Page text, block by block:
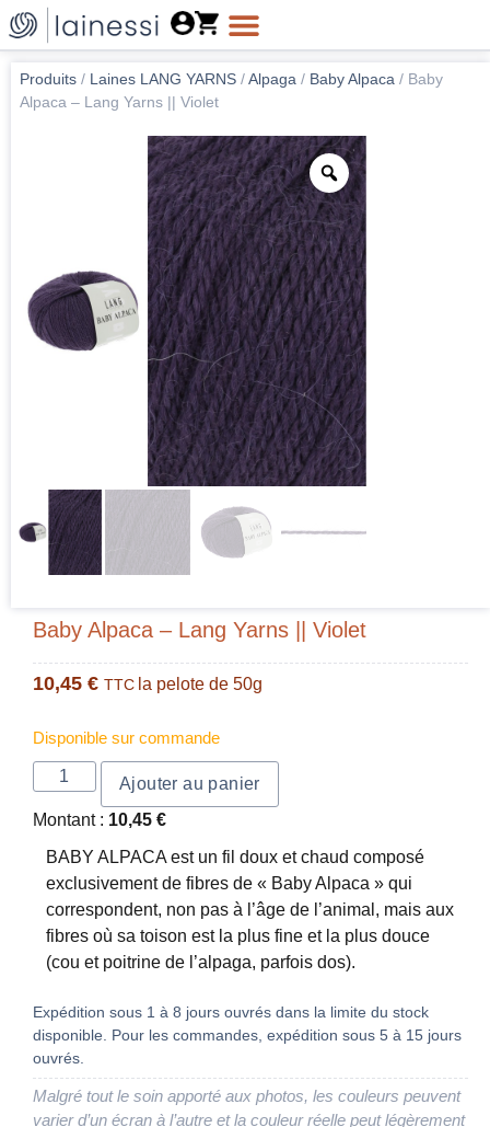
Produits / Laines LANG YARNS /Alpaga / Baby Alpaca / Baby
Alpaca – Lang Yarns || Violet
Baby Alpaca – Lang Yarns || Violet
10,45 € TTC la pelote de 50g
Disponible sur commande
Ajouter au panier
Montant : 10,45 €
BABY ALPACA est un fil doux et chaud composé
exclusivement de fibres de « Baby Alpaca » qui
correspondent, non pas à l’âge de l’animal, mais aux
fibres où sa toison est la plus fine et la plus douce
(cou et poitrine de l’alpaga, parfois dos).
Expédition sous 1 à 8 jours ouvrés dans la limite du stock
disponible. Pour les commandes, expédition sous 5 à 15 jours
ouvrés.
Malgré tout le soin apporté aux photos, les couleurs peuvent
varier d’un écran à l’autre et la couleur réelle peut légèrement